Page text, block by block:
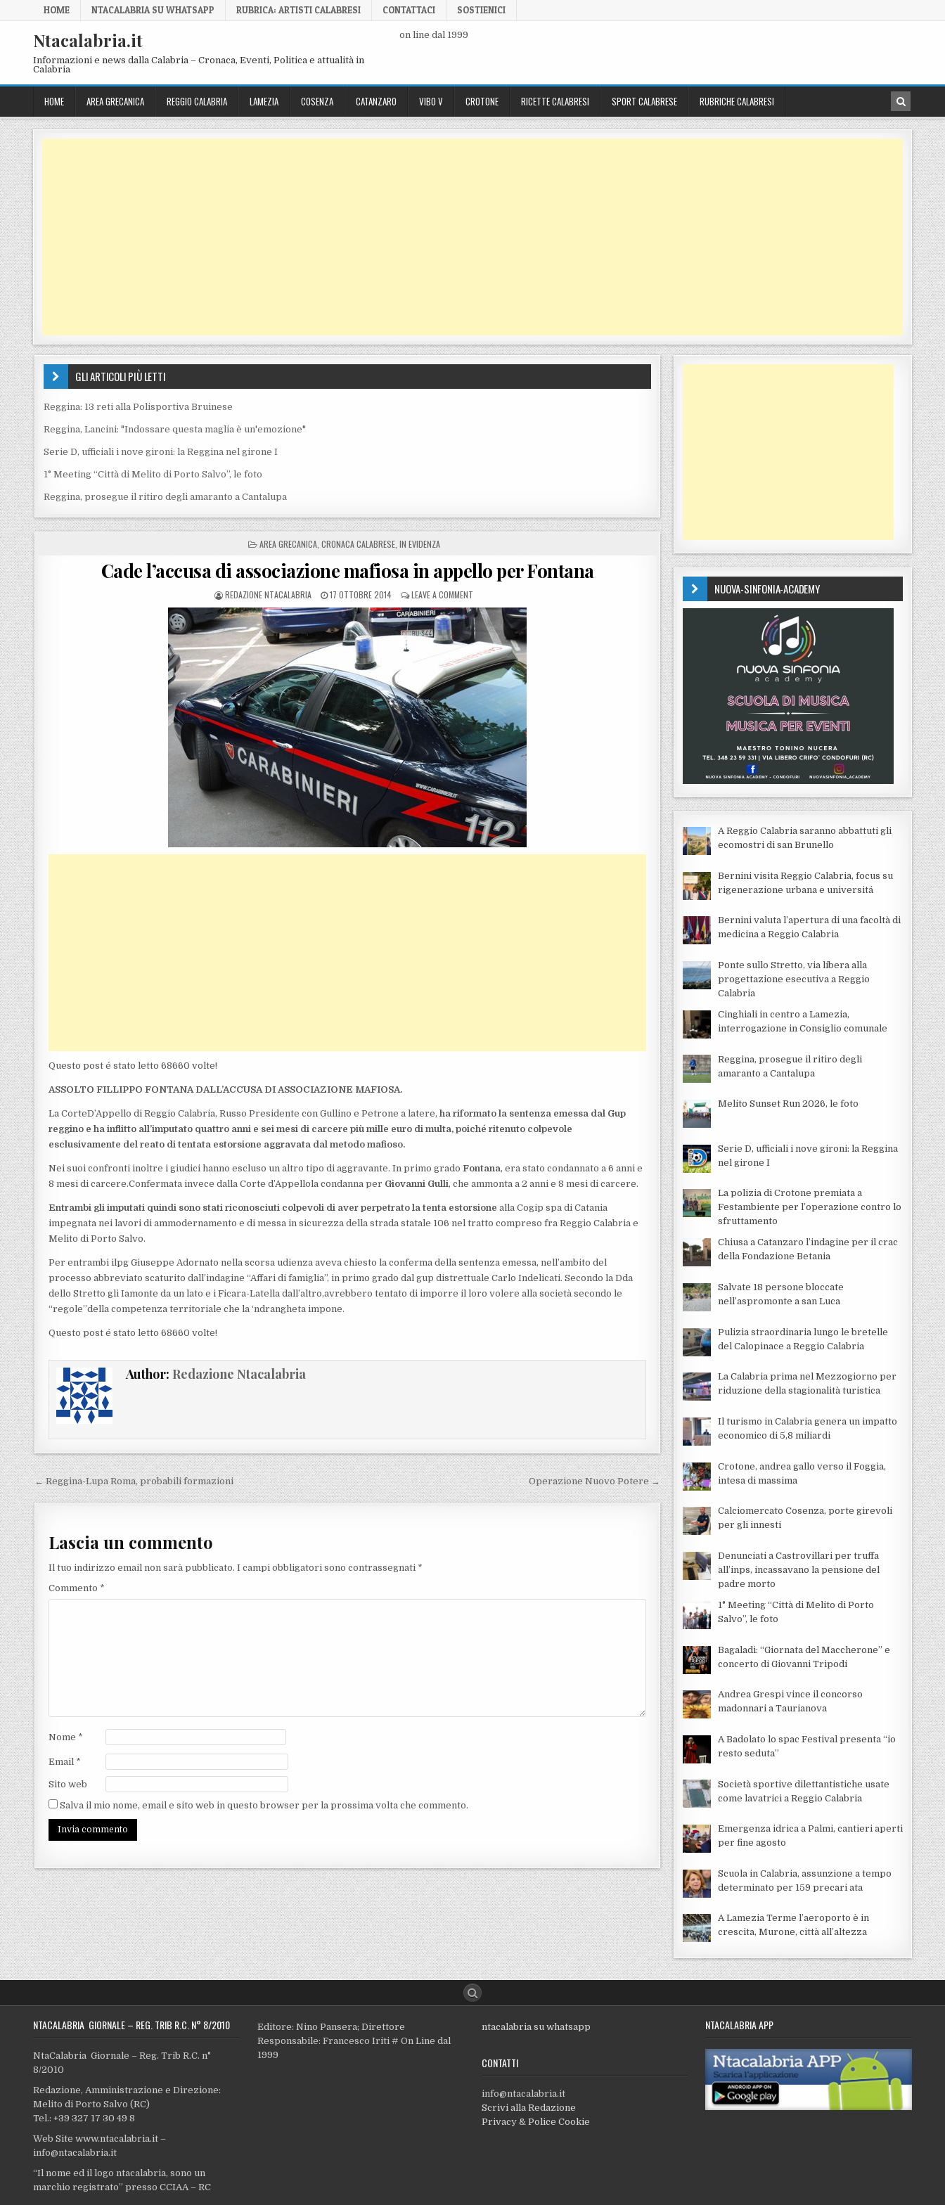
Skip to content
HOME NTACALABRIA SU WHATSAPP RUBRICA: ARTISTI CALABRESI CONTATTACI SOSTIENICI
Ntacalabria.it
Informazioni e news dalla Calabria – Cronaca, Eventi, Politica e attualità in
Calabria
on line dal 1999
HOME AREA GRECANICA REGGIO CALABRIA LAMEZIA COSENZA CATANZARO VIBO V CROTONE RICETTE CALABRESI SPORT CALABRESE RUBRICHE CALABRESI
GLI ARTICOLI PIÙ LETTI
Reggina: 13 reti alla Polisportiva Bruinese
Reggina, Lancini: "Indossare questa maglia è un'emozione"
Serie D, ufficiali i nove gironi: la Reggina nel girone I
1° Meeting “Città di Melito di Porto Salvo”, le foto
Reggina, prosegue il ritiro degli amaranto a Cantalupa
POSTED IN
AREA GRECANICA, CRONACA CALABRESE, IN EVIDENZA
Cade l’accusa di associazione mafiosa in appello per Fontana
POSTED BY
REDAZIONE NTACALABRIA POSTED ON
17 OTTOBRE 2014 LEAVE A COMMENT ON CADE L’ACCUSA DI ASSOCIAZIONE MAFIOSA IN APPELLO PER FONTANA
Questo post é stato letto 68660 volte!
ASSOLTO FILLIPPO FONTANA DALL’ACCUSA DI ASSOCIAZIONE MAFIOSA.
La CorteD’Appello di Reggio Calabria, Russo Presidente con Gullino e Petrone a latere,ha riformato la sentenza emessa dal Gup
reggino e ha inflitto all’imputato quattro anni e sei mesi di carcere più mille euro di multa, poiché ritenuto colpevole
esclusivamente del reato di tentata estorsione aggravata dal metodo mafioso.
Nei suoi confronti inoltre i giudici hanno escluso un altro tipo di aggravante. In primo gradoFontana, era stato condannato a 6 anni e
8 mesi di carcere.Confermata invece dalla Corte d’Appellola condanna per Giovanni Gulli, che ammonta a 2 anni e 8 mesi di carcere.
Entrambi gli imputati quindi sono stati riconosciuti colpevoli di aver perpetrato la tenta estorsione alla Cogip spa di Catania
impegnata nei lavori di ammodernamento e di messa in sicurezza della strada statale 106 nel tratto compreso fra Reggio Calabria e
Melito di Porto Salvo.
Per entrambi ilpg Giuseppe Adornato nella scorsa udienza aveva chiesto la conferma della sentenza emessa, nell’ambito del
processo abbreviato scaturito dall’indagine “Affari di famiglia”, in primo grado dal gup distrettuale Carlo Indelicati. Secondo la Dda
dello Stretto gli Iamonte da un lato e i Ficara-Latella dall’altro,avrebbero tentato di imporre il loro volere alla società secondo le
“regole”della competenza territoriale che la ‘ndrangheta impone.
Questo post é stato letto 68660 volte!
Author: Redazione Ntacalabria
Navigazione articoli
← Reggina-Lupa Roma, probabili formazioni Operazione Nuovo Potere →
Lascia un commento
Il tuo indirizzo email non sarà pubblicato. I campi obbligatori sono contrassegnati *
Commento *
Nome *
Email *
Sito web
Salva il mio nome, email e sito web in questo browser per la prossima volta che commento.
NUOVA-SINFONIA-ACADEMY
A Reggio Calabria saranno abbattuti gli
ecomostri di san Brunello
Bernini visita Reggio Calabria, focus su
rigenerazione urbana e universitá
Bernini valuta l’apertura di una facoltà di
medicina a Reggio Calabria
Ponte sullo Stretto, via libera alla
progettazione esecutiva a Reggio
Calabria
Cinghiali in centro a Lamezia,
interrogazione in Consiglio comunale
Reggina, prosegue il ritiro degli
amaranto a Cantalupa
Melito Sunset Run 2026, le foto
Serie D, ufficiali i nove gironi: la Reggina
nel girone I
La polizia di Crotone premiata a
Festambiente per l’operazione contro lo
sfruttamento
Chiusa a Catanzaro l’indagine per il crac
della Fondazione Betania
Salvate 18 persone bloccate
nell’aspromonte a san Luca
Pulizia straordinaria lungo le bretelle
del Calopinace a Reggio Calabria
La Calabria prima nel Mezzogiorno per
riduzione della stagionalità turistica
Il turismo in Calabria genera un impatto
economico di 5,8 miliardi
Crotone, andrea gallo verso il Foggia,
intesa di massima
Calciomercato Cosenza, porte girevoli
per gli innesti
Denunciati a Castrovillari per truffa
all’inps, incassavano la pensione del
padre morto
1° Meeting “Città di Melito di Porto
Salvo”, le foto
Bagaladi: “Giornata del Maccherone” e
concerto di Giovanni Tripodi
Andrea Grespi vince il concorso
madonnari a Taurianova
A Badolato lo spac Festival presenta “io
resto seduta”
Società sportive dilettantistiche usate
come lavatrici a Reggio Calabria
Emergenza idrica a Palmi, cantieri aperti
per fine agosto
Scuola in Calabria, assunzione a tempo
determinato per 159 precari ata
A Lamezia Terme l’aeroporto è in
crescita, Murone, città all’altezza
NTACALABRIA GIORNALE – REG. TRIB R.C. N° 8/2010
NtaCalabria Giornale – Reg. Trib R.C. n°
8/2010
Redazione, Amministrazione e Direzione:
Melito di Porto Salvo (RC)
Tel.: +39 327 17 30 49 8
Web Site www.ntacalabria.it –
info@ntacalabria.it
“Il nome ed il logo ntacalabria, sono un
marchio registrato” presso CCIAA – RC
Editore: Nino Pansera; Direttore
Responsabile: Francesco Iriti # On Line dal
1999
ntacalabria su whatsapp
CONTATTI
info@ntacalabria.it
Scrivi alla Redazione
Privacy & Police Cookie
NTACALABRIA APP